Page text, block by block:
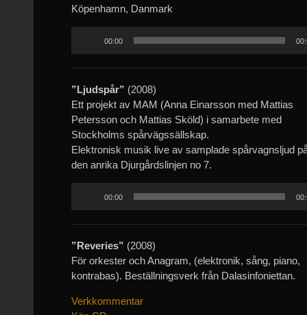
Köpenhamn, Danmark
00:00
”Ljudspår” (2008)
Ett projekt av MAM (Anna Einarsson med Mattias
Petersson och Mattias Sköld) i samarbete med
Stockholms spårvägssällskap.
Elektronisk musik live av samplade spårvagnsljud
den anrika Djurgårdslinjen no 7.
00:00
”Reveries” (2008)
För orkester och Anagram, (elektronik, sång, piano,
kontrabas). Beställningsverk från Dalasinfoniettan.
Verkkommentar